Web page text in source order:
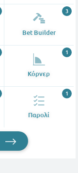
Bet Builder
3
Κόρνερ
1
Παρολί
1